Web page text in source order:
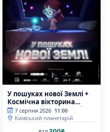
У пошуках нової Землі +
Космічна вікторина
(Київський планетарій)
7 серпня 2026 11:00
Київський планетарій